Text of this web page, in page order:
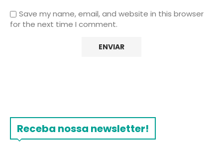
Save my name, email, and website in this browser
for the next time I comment.
Receba nossa newsletter!